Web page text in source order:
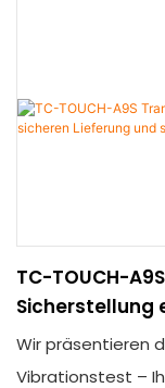
TC-TOUCH-
Sicherstellung
strukturellen
Wir präsentieren
Vibrationstest –